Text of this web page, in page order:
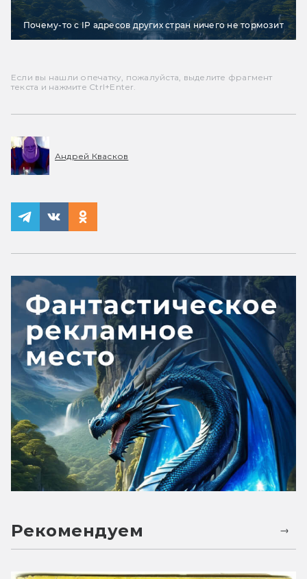
Почему-то с IP адресов других стран ничего не тормозит
Если вы нашли опечатку, пожалуйста, выделите фрагмент
текста и нажмите Ctrl+Enter.
Андрей Квасков
Рекомендуем